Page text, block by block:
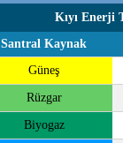
Kıyı Enerji
Santral Kaynak
Güneş
Rüzgar
Biyogaz